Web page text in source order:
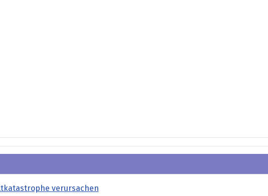
verursachen